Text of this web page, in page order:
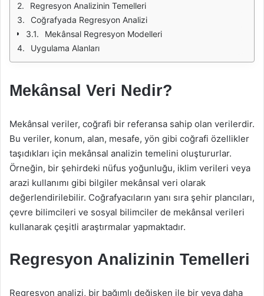
Regresyon Analizinin Temelleri
Coğrafyada Regresyon Analizi
Mekânsal Regresyon Modelleri
Uygulama Alanları
Mekânsal Veri Nedir?
Mekânsal veriler, coğrafi bir referansa sahip olan verilerdir.
Bu veriler, konum, alan, mesafe, yön gibi coğrafi özellikler
taşıdıkları için mekânsal analizin temelini oluştururlar.
Örneğin, bir şehirdeki nüfus yoğunluğu, iklim verileri veya
arazi kullanımı gibi bilgiler mekânsal veri olarak
değerlendirilebilir. Coğrafyacıların yanı sıra şehir plancıları,
çevre bilimcileri ve sosyal bilimciler de mekânsal verileri
kullanarak çeşitli araştırmalar yapmaktadır.
Regresyon Analizinin Temelleri
Regresyon analizi, bir bağımlı değişken ile bir veya daha